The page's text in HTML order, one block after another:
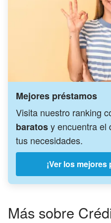
Mejores préstamos
Visita nuestro ranking
baratosy encuentra el
tus necesidades.
¡Ver los
Más sobre